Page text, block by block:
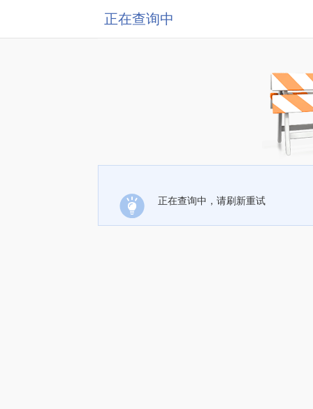
正在查询中
正在查询中，请刷新重试